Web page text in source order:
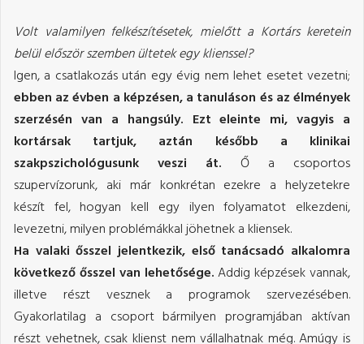
Volt valamilyen felkészítésetek, mielőtt a Kortárs keretein
belül először szemben ültetek egy klienssel?
Igen, a csatlakozás után egy évig nem lehet esetet vezetni;
ebben az évben a képzésen, a tanuláson és az élmények
szerzésén van a hangsúly. Ezt eleinte mi, vagyis a
kortársak tartjuk, aztán később a klinikai
szakpszichológusunk veszi át. Ő a csoportos
szupervízorunk, aki már konkrétan ezekre a helyzetekre
készít fel, hogyan kell egy ilyen folyamatot elkezdeni,
levezetni, milyen problémákkal jöhetnek a kliensek.
Ha valaki ősszel jelentkezik, első tanácsadó alkalomra
következő ősszel van lehetősége.Addig képzések vannak,
illetve részt vesznek a programok szervezésében.
Gyakorlatilag a csoport bármilyen programjában aktívan
részt vehetnek, csak klienst nem vállalhatnak még. Amúgy is